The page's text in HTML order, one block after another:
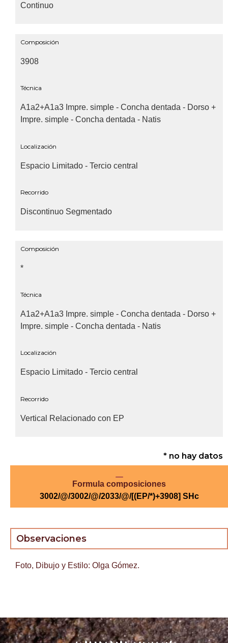
Continuo
Composición
3908
Técnica
A1a2+A1a3 Impre. simple - Concha dentada - Dorso +
Impre. simple - Concha dentada - Natis
Localización
Espacio Limitado - Tercio central
Recorrido
Discontinuo Segmentado
Composición
*
Técnica
A1a2+A1a3 Impre. simple - Concha dentada - Dorso +
Impre. simple - Concha dentada - Natis
Localización
Espacio Limitado - Tercio central
Recorrido
Vertical Relacionado con EP
* no hay datos
Formula composiciones
3002/@/3002/@/2033/@/[(EP/*)+3908] SHc
Observaciones
Foto, Dibujo y Estilo: Olga Gómez.